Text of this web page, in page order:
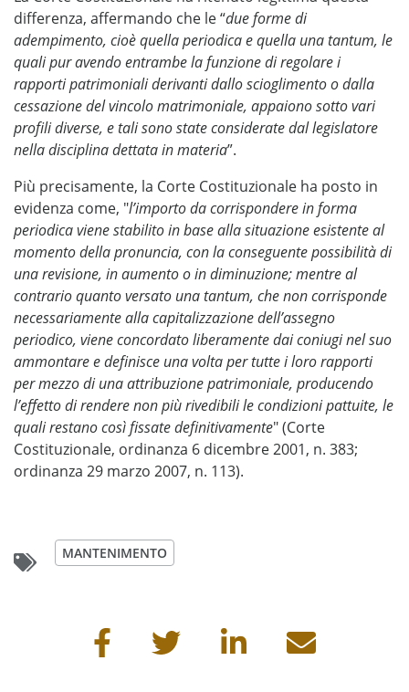
differenza, affermando che le “due forme di
adempimento, cioè quella periodica e quella una tantum, le
quali pur avendo entrambe la funzione di regolare i
rapporti patrimoniali derivanti dallo scioglimento o dalla
cessazione del vincolo matrimoniale, appaiono sotto vari
profili diverse, e tali sono state considerate dal legislatore
nella disciplina dettata in materia”.
Più precisamente, la Corte Costituzionale ha posto in
evidenza come, "l’importo da corrispondere in forma
periodica viene stabilito in base alla situazione esistente al
momento della pronuncia, con la conseguente possibilità di
una revisione, in aumento o in diminuzione; mentre al
contrario quanto versato una tantum, che non corrisponde
necessariamente alla capitalizzazione dell’assegno
periodico, viene concordato liberamente dai coniugi nel suo
ammontare e definisce una volta per tutte i loro rapporti
per mezzo di una attribuzione patrimoniale, producendo
l’effetto di rendere non più rivedibili le condizioni pattuite, le
quali restano così fissate definitivamente" (Corte
Costituzionale, ordinanza 6 dicembre 2001, n. 383;
ordinanza 29 marzo 2007, n. 113).
MANTENIMENTO
Condividi questa pagina